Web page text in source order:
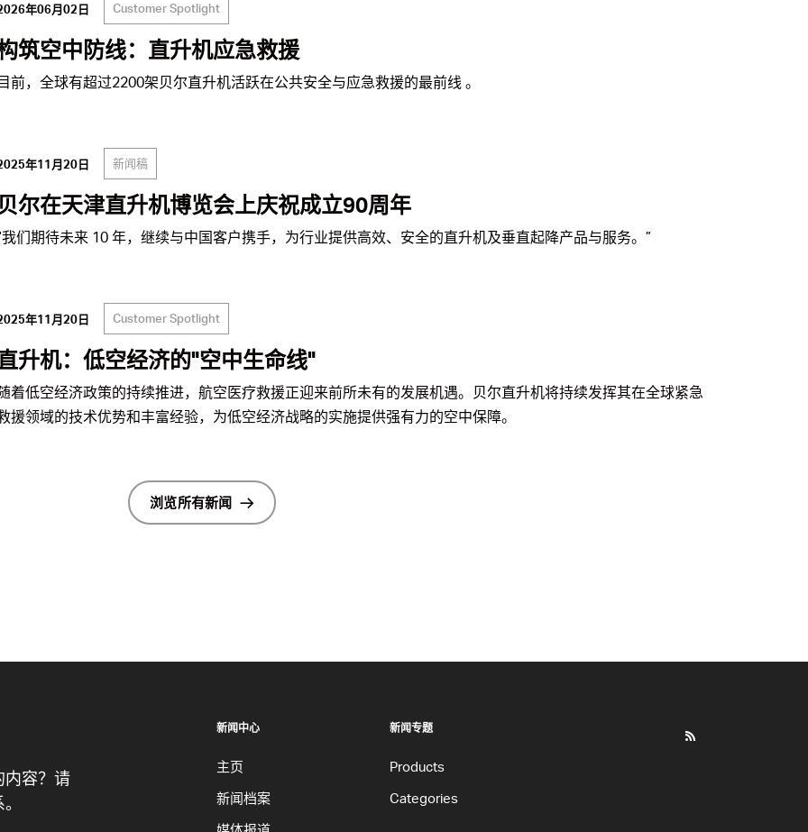
年06月02日 Customer Spotlight
筑空中防线：直升机应急救援
前，全球有超过2200架贝尔直升机活跃在公共安全与应急救援的最前线 。
年11月20日 新闻稿
尔在天津直升机博览会上庆祝成立90周年
我们期待未来 10 年，继续与中国客户携手，为行业提供高效、安全的直升机及垂直起降产品与服务。”
年11月20日 Customer Spotlight
升机：低空经济的"空中生命线"
着低空经济政策的持续推进，航空医疗救援正迎来前所未有的发展机遇。贝尔直升机将持续发挥其在全球紧急
援领域的技术优势和丰富经验，为低空经济战略的实施提供强有力的空中保障。
浏览所有新闻
内容？请
新闻中心
主页
新闻档案
新闻专题
Products
Categories